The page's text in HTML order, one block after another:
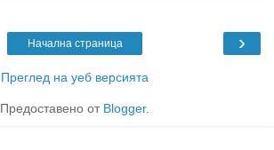
›
Начална страница
Преглед на уеб версията
Предоставено от Blogger.